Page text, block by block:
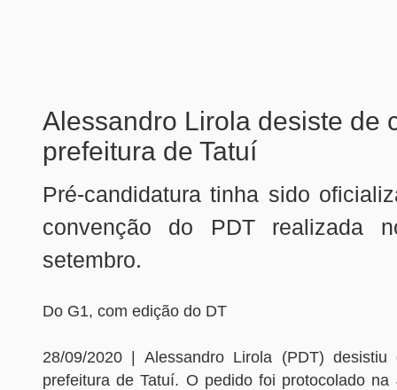
Alessandro Lirola desiste de
prefeitura de Tatuí
Pré-candidatura tinha sido
convenção do PDT realizada
setembro.
Do G1, com edição do DT
28/09/2020 | Alessandro Lirola (PDT)
prefeitura de Tatuí. O pedido foi protocolado na